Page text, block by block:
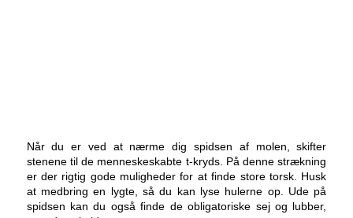
Når du er ved at nærme dig spidsen af molen, skifter
stenene til de menneskeskabte t-kryds. På denne strækning
er der rigtig gode muligheder for at finde store torsk. Husk
at medbring en lygte, så du kan lyse hulerne op. Ude på
spidsen kan du også finde de obligatoriske sej og lubber,